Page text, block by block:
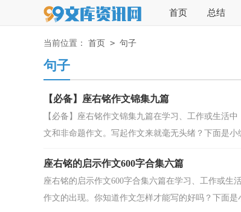
首页 总结
当前位置： 首页 > 句子
句子
【必备】座右铭作文锦集九篇
【必备】座右铭作文锦集九篇在学习、工作或生活
文和非命题作文。写起作文来就毫无头绪？下面是小
座右铭的启示作文600字合集六篇
座右铭的启示作文600字合集六篇在学习、工作或生
作文的出现。你知道作文怎样才能写的好吗？下面是